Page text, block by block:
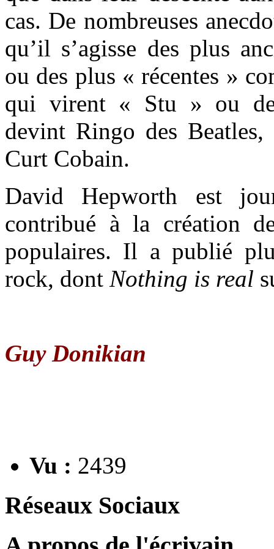
cas. De nombreuses
qu’il s’agisse des plus
ou des plus « récentes »
qui virent « Stu » ou
devint Ringo des
Curt Cobain.
David Hepworth est
contribué à la création
populaires. Il a publié
rock, dont Nothing is real
Guy Donikian
Vu : 2439
Réseaux Sociaux